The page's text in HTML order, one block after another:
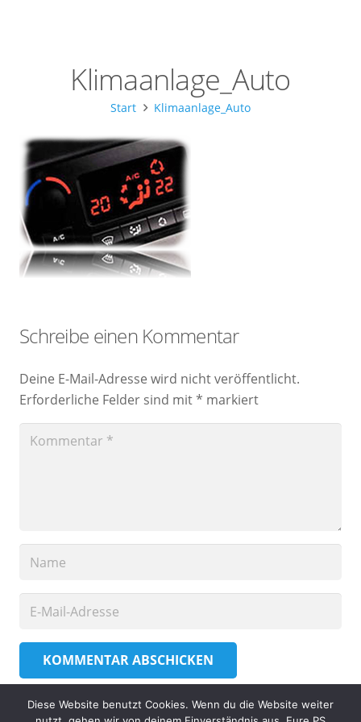
Klimaanlage_Auto
Start Klimaanlage_Auto
Schreibe einen Kommentar
Deine E-Mail-Adresse wird nicht veröffentlicht.
Erforderliche Felder sind mit* markiert
KOMMENTAR ABSCHICKEN
Diese Website benutzt Cookies. Wenn du die Website weiter